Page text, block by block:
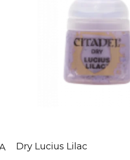
Dry Lucius Lilac